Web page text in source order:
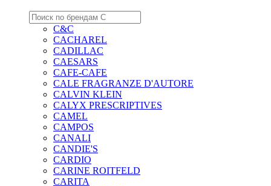
C&C
CACHAREL
CADILLAC
CAESARS
CAFE-CAFE
CALE FRAGRANZE D'AUTORE
CALVIN KLEIN
CALYX PRESCRIPTIVES
CAMEL
CAMPOS
CANALI
CANDIE'S
CARDIO
CARINE ROITFELD
CARITA